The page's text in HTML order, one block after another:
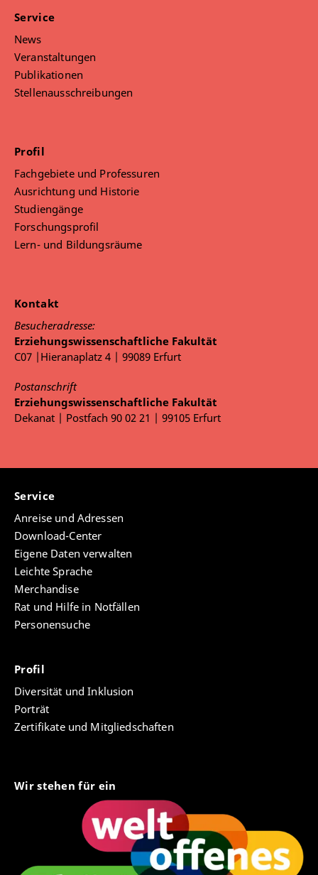
Service
News
Veranstaltungen
Publikationen
Stellenausschreibungen
Profil
Fachgebiete und Professuren
Ausrichtung und Historie
Studiengänge
Forschungsprofil
Lern- und Bildungsräume
Kontakt
Besucheradresse:
Erziehungswissenschaftliche Fakultät
C07 |Hieranaplatz 4 | 99089 Erfurt
Postanschrift
Erziehungswissenschaftliche Fakultät
Dekanat | Postfach 90 02 21 | 99105 Erfurt
Service
Anreise und Adressen
Download-Center
Eigene Daten verwalten
Leichte Sprache
Merchandise
Rat und Hilfe in Notfällen
Personensuche
Profil
Diversität und Inklusion
Porträt
Zertifikate und Mitgliedschaften
Wir stehen für ein